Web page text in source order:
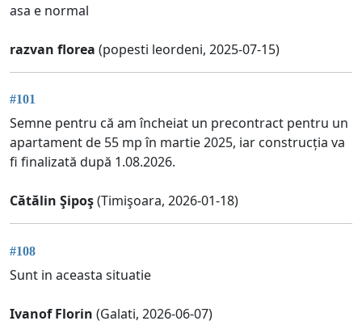
asa e normal
razvan florea (popesti leordeni, 2025-07-15)
#101
Semne pentru că am încheiat un precontract pentru un
apartament de 55 mp în martie 2025, iar construcția va
fi finalizată după 1.08.2026.
Cătălin Şipoş(Timişoara, 2026-01-18)
#108
Sunt in aceasta situatie
Ivanof Florin (Galati, 2026-06-07)